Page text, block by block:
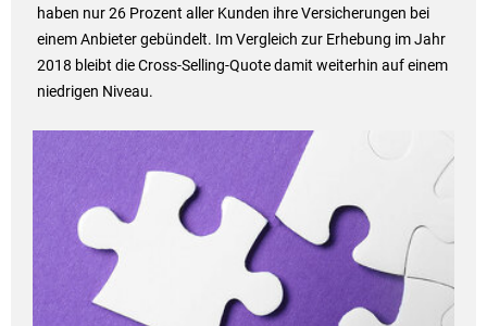
haben nur 26 Prozent aller Kunden ihre Versicherungen bei
einem Anbieter gebündelt. Im Vergleich zur Erhebung im Jahr
2018 bleibt die Cross-Selling-Quote damit weiterhin auf einem
niedrigen Niveau.